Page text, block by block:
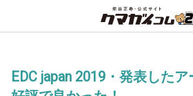
EDC japan 2019・発表した